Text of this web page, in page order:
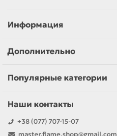
Информация
Дополнительно
Популярные категории
Наши контакты
+38 (077) 707-15-07
master.flame.shop@gmail.com